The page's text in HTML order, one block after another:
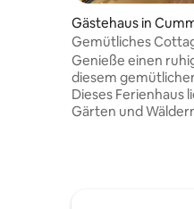
Gästehaus in
Gemütliches
Genieße einen
diesem
Dieses Ferienhaus
Gärten und
gelegen, um
erkunden – mit